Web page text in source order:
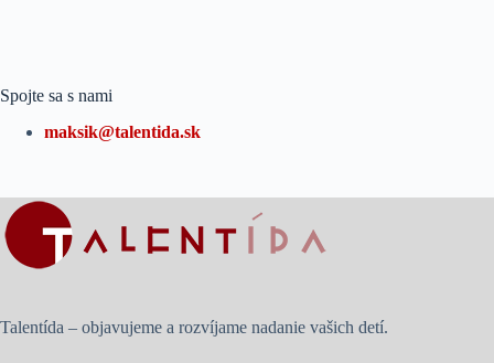
Spojte sa s nami
maksik@talentida.sk
Talentída – objavujeme a rozvíjame nadanie vašich detí.